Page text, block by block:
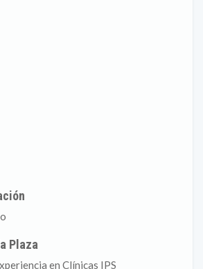
Plaza
en Clínicas IPS